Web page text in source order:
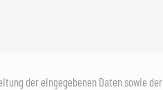
der eingegebenen Daten sowie der